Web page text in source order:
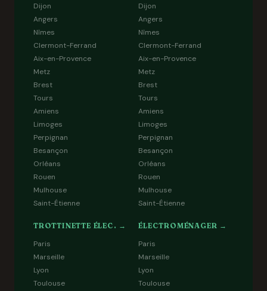
Dijon
Angers
Nîmes
Clermont-Ferrand
Aix-en-Provence
Metz
Brest
Tours
Amiens
Limoges
Perpignan
Besançon
Orléans
Rouen
Mulhouse
Saint-Étienne
Dijon
Angers
Nîmes
Clermont-Ferrand
Aix-en-Provence
Metz
Brest
Tours
Amiens
Limoges
Perpignan
Besançon
Orléans
Rouen
Mulhouse
Saint-Étienne
TROTTINETTE ÉLEC. →
Paris
Marseille
Lyon
Toulouse
ÉLECTROMÉNAGER →
Paris
Marseille
Lyon
Toulouse